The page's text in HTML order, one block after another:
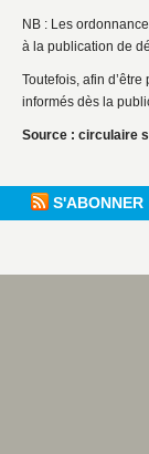
NB : Les
à la publication de
Toutefois, afin
informés dès la
Source : circulaire
S'ABONNER